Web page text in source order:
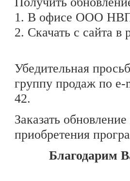
1. В офисе ООО
2. Скачать с сайта в
Убедительная
группу продаж по e-
42.
Заказать
приобретения
Благодарим